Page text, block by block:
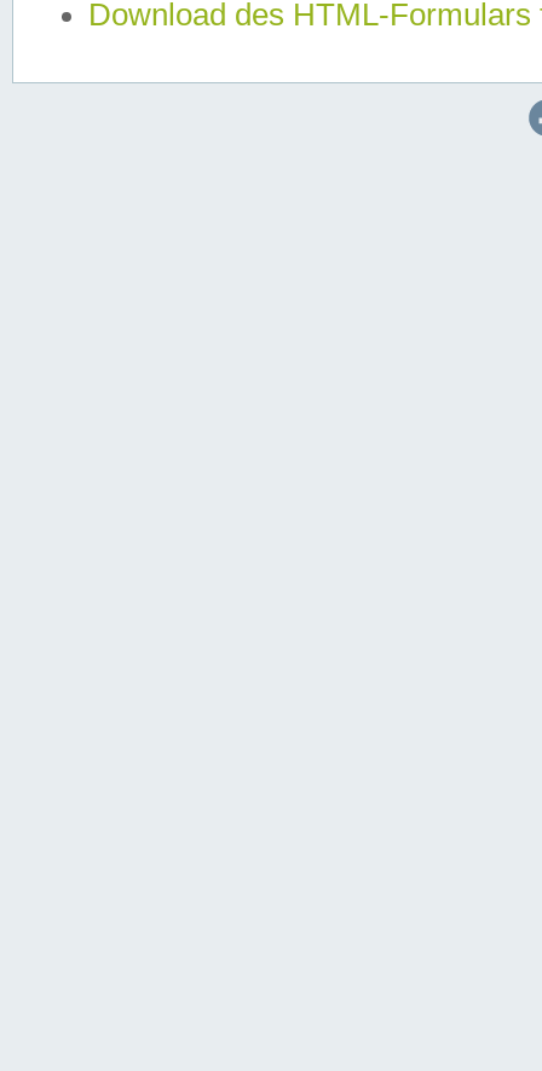
Download des HTML-